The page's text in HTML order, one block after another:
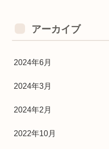
アーカイブ
2024年6月
2024年3月
2024年2月
2022年10月